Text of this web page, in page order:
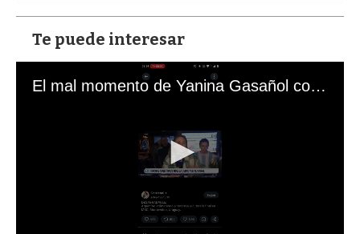
Te puede interesar
El mal momento de Yanina Gasañol con un hincha argentino en "Subrayado"